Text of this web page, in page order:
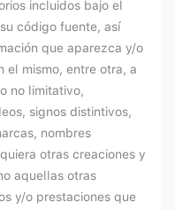
incluidos bajo el
código fuente, así
que aparezca y/o
el mismo, entre otra, a
no limitativo,
signos distintivos,
nombres
otras creaciones y
aquellas otras
y/o prestaciones que